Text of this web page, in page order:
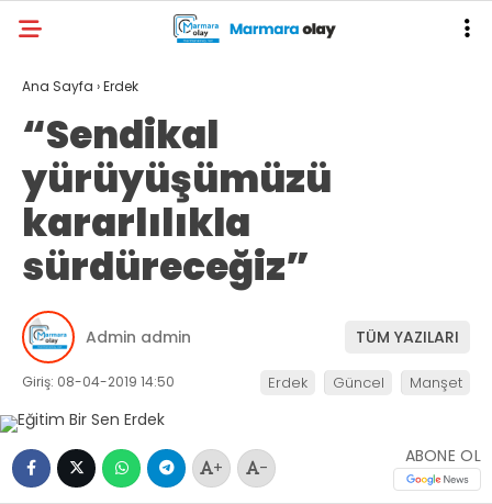
Ana Sayfa ›Erdek
“Sendikal
yürüyüşümüzü
kararlılıkla
sürdüreceğiz”
Admin admin TÜM YAZILARI
Giriş: 08-04-2019 14:50 Erdek Güncel Manşet
+ -
ABONE OL